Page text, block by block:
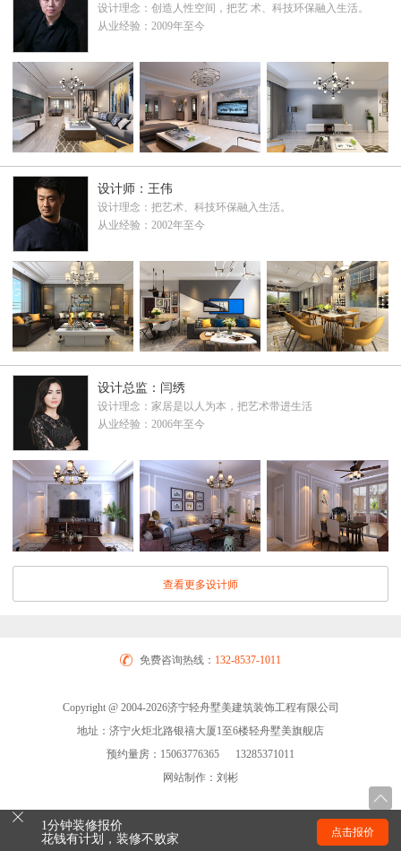
设计理念：创造人性空间，把艺 术、科技环保融入生活。
从业经验：2009年至今
设计师：王伟
设计理念：把艺术、科技环保融入生活。
从业经验：2002年至今
设计总监：闫绣
设计理念：家居是以人为本，把艺术带进生活
从业经验：2006年至今
查看更多设计师
免费咨询热线： 132-8537-1011
Copyright @ 2004-2026济宁轻舟墅美建筑装饰工程有限公司
地址：济宁火炬北路银禧大厦1至6楼轻舟墅美旗舰店
预约量房：15063776365 13285371011
网站制作：刘彬
1分钟装修报价
花钱有计划，装修不败家
点击报价